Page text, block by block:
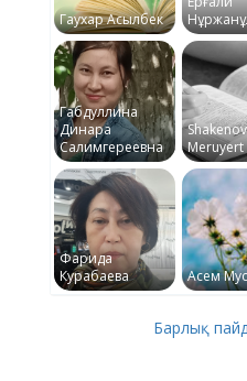
Гаухар Асылбек
Габдуллина
Динара
Салимгереевна
Meruyert
Фарида
Курабаева
Асем
Барлық